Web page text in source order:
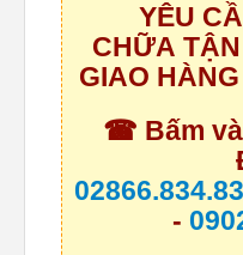
YÊU
CHỮA
GIAO
☎ Bấm
-